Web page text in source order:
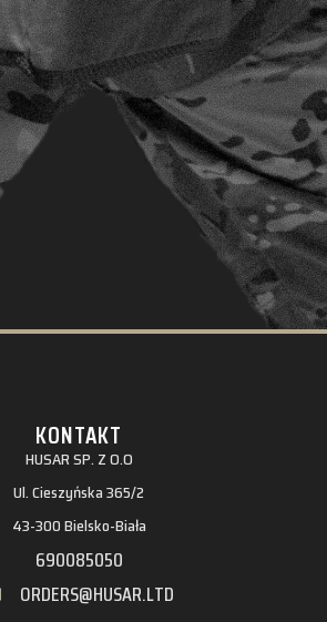
KONTAKT
HUSAR SP. Z O.O
Ul. Cieszyńska 365/2
43-300 Bielsko-Biała
690085050
ORDERS@HUSAR.LTD